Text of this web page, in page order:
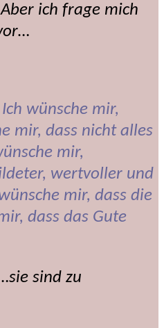
ich frage mich
wünsche mir,
mir, dass nicht alles
mir,
wertvoller und
mir, dass die
dass das Gute
sind zu